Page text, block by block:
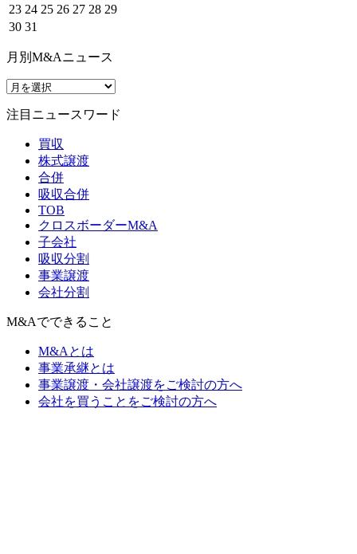
23 24 25 26 27 28 29
30 31
月別M&Aニュース
注目ニュースワード
買収
株式譲渡
合併
吸収合併
TOB
クロスボーダーM&A
子会社
吸収分割
事業譲渡
会社分割
M&Aでできること
M&Aとは
事業承継とは
事業譲渡・会社譲渡をご検討の方へ
会社を買うことをご検討の方へ